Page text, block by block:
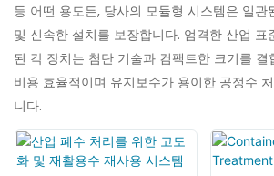
등 어떤 용도든, 당사의 모듈형 시스템은 일관
및 신속한 설치를 보장합니다. 엄격한 산업 표
된 각 장치는 첨단 기술과 컴팩트한 크기를 결
비용 효율적이며 유지보수가 용이한 공정수
니다.